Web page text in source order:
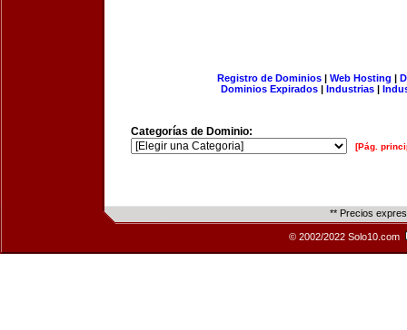
Registro de Dominios| Web Hosting |
Dominios Expirados | Industrias |
Categorías de Dominio:
[Pág.
** Precios
© 2002/2022 Solo10.com